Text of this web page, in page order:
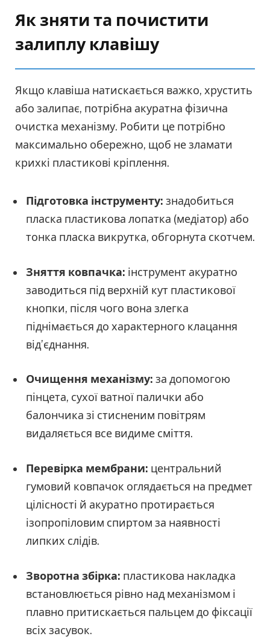
Як зняти та почистити
залиплу клавішу
Якщо клавіша натискається важко, хрустить
або залипає, потрібна акуратна фізична
очистка механізму. Робити це потрібно
максимально обережно, щоб не зламати
крихкі пластикові кріплення.
Підготовка інструменту: знадобиться
пласка пластикова лопатка (медіатор) або
тонка пласка викрутка, обгорнута скотчем.
Зняття ковпачка: інструмент акуратно
заводиться під верхній кут пластикової
кнопки, після чого вона злегка
піднімається до характерного клацання
від’єднання.
Очищення механізму: за допомогою
пінцета, сухої ватної палички або
балончика зі стисненим повітрям
видаляється все видиме сміття.
Перевірка мембрани: центральний
гумовий ковпачок оглядається на предмет
цілісності й акуратно протирається
ізопропіловим спиртом за наявності
липких слідів.
Зворотна збірка: пластикова накладка
встановлюється рівно над механізмом і
плавно притискається пальцем до фіксації
всіх засувок.